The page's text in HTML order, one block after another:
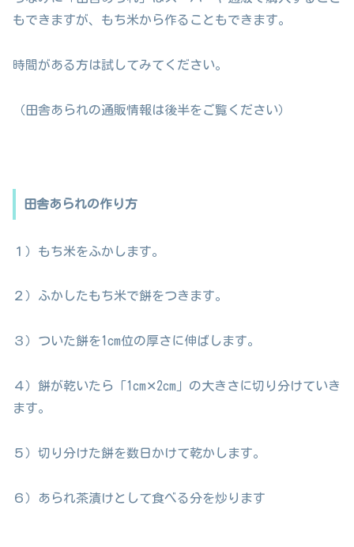
もできますが、もち米から作ることもできます。
時間がある方は試してみてください。
（田舎あられの通販情報は後半をご覧ください）
田舎あられの作り方
１）もち米をふかします。
２）ふかしたもち米で餅をつきます。
３）ついた餅を1cm位の厚さに伸ばします。
４）餅が乾いたら「1cm✕2cm」の大きさに切り分けていき
ます。
５）切り分けた餅を数日かけて乾かします。
６）あられ茶漬けとして食べる分を炒ります